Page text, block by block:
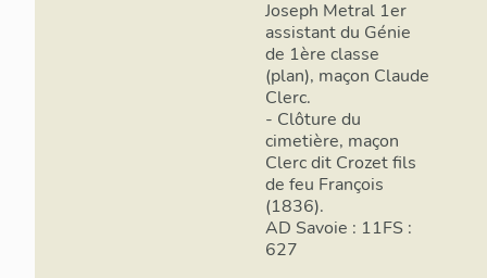
Joseph Metral 1er
assistant du Génie
de 1ère classe
(plan), maçon Claude
Clerc.
- Clôture du
cimetière, maçon
Clerc dit Crozet fils
de feu François
(1836).
AD Savoie : 11FS :
627